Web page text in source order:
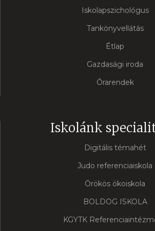
Iskolapszichológus
Tankönyvellátás
Étlap
Gazdasági iroda
Órarendek
Iskolánk
Digitális témahét
Judo referenciaiskola
Örökös ökoiskola
BOLDOG ISKOLA
KGYTK